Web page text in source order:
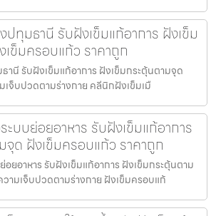
ปทุมธานี รับฝังเข็มแก้อาการ ฝังเข็ม
ข็มครอบแก้ว ราคาถูก
านี รับฝังเข็มแก้อาการ ฝังเข็มกระตุ้นตามจุด
เจ็บปวดตามร่างกาย คลีนิกฝังเข็มเมื
บบย่อยอาหาร รับฝังเข็มแก้อาการ
จุด ฝังเข็มครอบแก้ว ราคาถูก
ยอาหาร รับฝังเข็มแก้อาการ ฝังเข็มกระตุ้นตาม
วามเจ็บปวดตามร่างกาย ฝังเข็มครอบแก้